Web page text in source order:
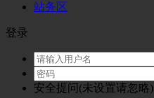
站务区
登录
安全提问(未设置请忽略)